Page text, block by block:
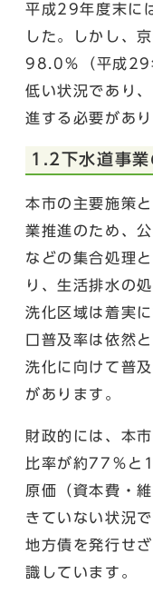
平成29年度末に
した。しかし、
98.0％（平成29
低い状況であり
進する必要があり
1.2下水道事業
本市の主要施策
業推進のため、
などの集合処理
り、生活排水の
洗化区域は着実
口普及率は依然
洗化に向けて普
があります。
財政的には、本
比率が約77％と
原価（資本費・
きていない状況
地方債を発行せ
識しています。